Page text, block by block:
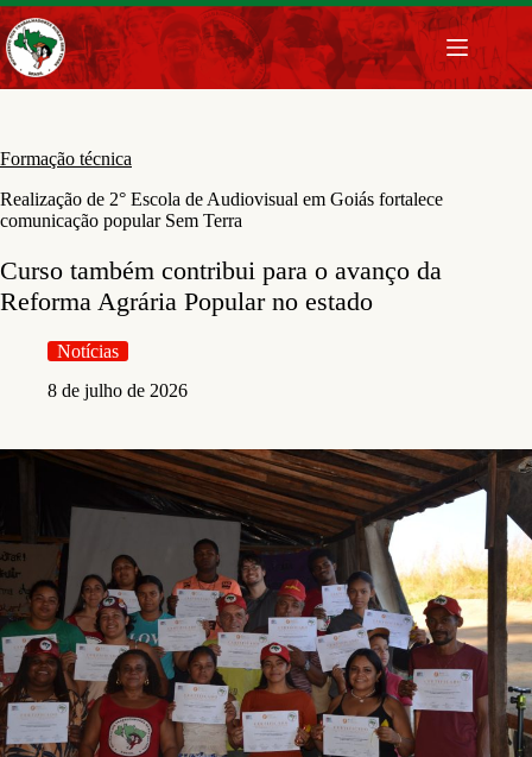
Pular
para
o
conteúdo
Formação técnica
Realização de 2° Escola de Audiovisual em Goiás fortalece
comunicação popular Sem Terra
Curso também contribui para o avanço da
Reforma Agrária Popular no estado
Notícias
8 de julho de 2026